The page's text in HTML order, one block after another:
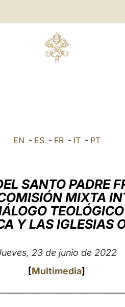
EN - ES- FR- IT- PT
SANTO PADRE
MIXTA
TEOLÓGICO
Y LAS IGLESIAS
23 de junio de 2022
[Multimedia]